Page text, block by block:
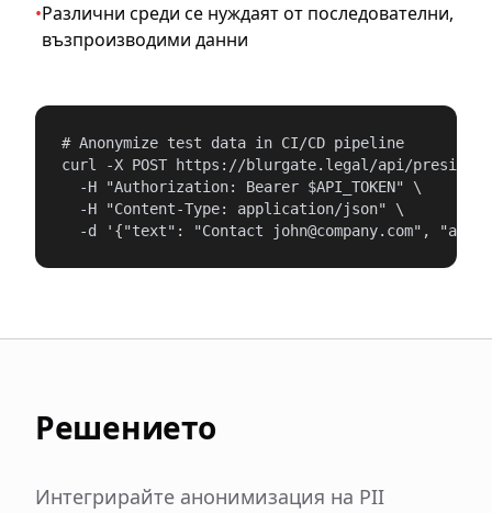
•Различни среди се нуждаят от последователни,
възпроизводими данни
# Anonymize test data in CI/CD pipeline
curl -X POST https://blurgate.legal/api/presidio/
  -H "Authorization: Bearer $API_TOKEN" \
  -H "Content-Type: application/json" \
-d '{"text": "Contact john@company.com",
Решението
Интегрирайте анонимизация на PII